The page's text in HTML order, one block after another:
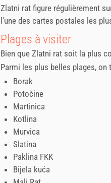
Zlatni rat figure régulièrement
l'une des cartes postales les
Plages à visiter
Bien que Zlatni rat soit la plus
Parmi les plus belles plages, on
Borak
Potočine
Martinica
Kotlina
Murvica
Slatina
Paklina FKK
Bijela kuća